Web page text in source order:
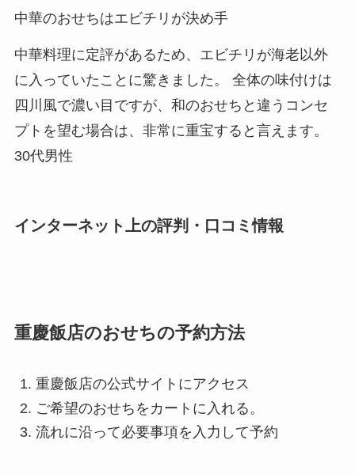
中華のおせちはエビチリが決め手
中華料理に定評があるため、エビチリが海老以外
に入っていたことに驚きました。 全体の味付けは
四川風で濃い目ですが、和のおせちと違うコンセ
プトを望む場合は、非常に重宝すると言えます。
30代男性
インターネット上の評判・口コミ情報
重慶飯店のおせちの予約方法
重慶飯店の公式サイトにアクセス
ご希望のおせちをカートに入れる。
流れに沿って必要事項を入力して予約